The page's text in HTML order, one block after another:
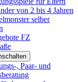
von 2 bis 4 Jahren
selber
FZ
, Paar- und